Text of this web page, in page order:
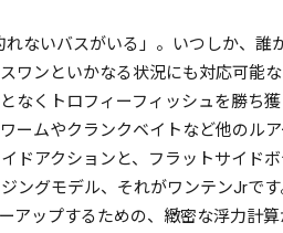
れないバスがいる」。いつしか、
ワンといかなる状況にも対応可能
なくトロフィーフィッシュを勝ち
ームやクランクベイトなど他のル
ドアクションと、フラットサイド
ングモデル、それがワンテンJr
アップするための、緻密な浮力計